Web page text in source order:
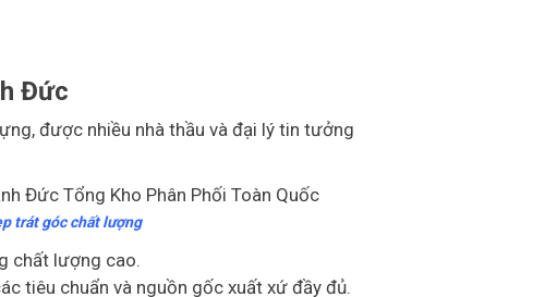
Đức
được nhiều nhà thầu và đại lý tin tưởng
trát góc chất lượng
chất lượng cao.
tiêu chuẩn và nguồn gốc xuất xứ đầy đủ.